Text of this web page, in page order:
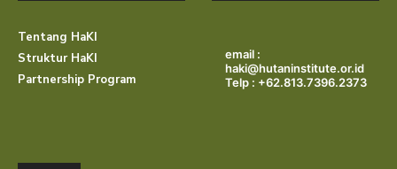
Tentang HaKI
Struktur HaKI
Partnership Program
email :
haki@hutaninstitute.or.id
Telp : +62.813.7396.2373